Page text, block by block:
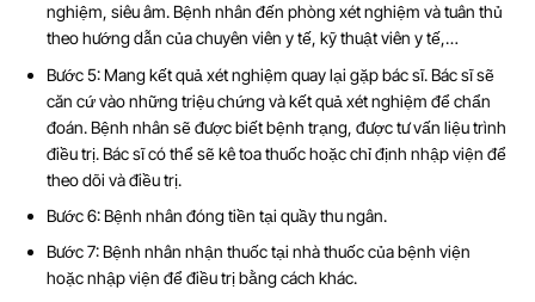
nghiệm, siêu âm. Bệnh nhân đến phòng xét nghiệm và tuân thủ
theo hướng dẫn của chuyên viên y tế, kỹ thuật viên y tế,…
Bước 5: Mang kết quả xét nghiệm quay lại gặp bác sĩ. Bác sĩ sẽ
căn cứ vào những triệu chứng và kết quả xét nghiệm để chẩn
đoán. Bệnh nhân sẽ được biết bệnh trạng, được tư vấn liệu trình
điều trị. Bác sĩ có thể sẽ kê toa thuốc hoặc chỉ định nhập viện để
theo dõi và điều trị.
Bước 6: Bệnh nhân đóng tiền tại quầy thu ngân.
Bước 7: Bệnh nhân nhận thuốc tại nhà thuốc của bệnh viện
hoặc nhập viện để điều trị bằng cách khác.